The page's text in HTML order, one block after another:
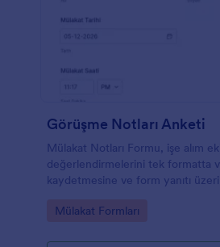
Görüşme Notları Anketi
Mülakat Notları Formu, işe alım
değerlendirmelerini tek formatta
kaydetmesine ve form yanıtı
Go to Category:
Mülakat Formları